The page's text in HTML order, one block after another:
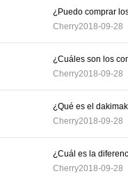
¿Puedo comprar
Cherry2018-09-28
¿Cuáles son los
Cherry2018-09-28
¿Qué es el
Cherry2018-09-28
¿Cuál es la
Cherry2018-09-28